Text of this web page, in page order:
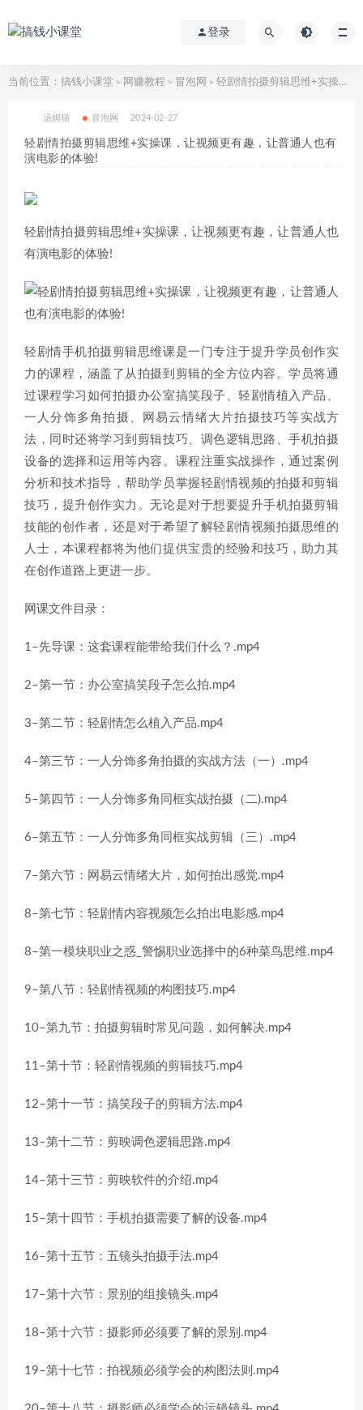
登录
当前位置： 搞钱小课堂 > 网赚教程 > 冒泡网 > 轻剧情拍摄剪辑思维+实操课，让视频更有趣，让普通人也有演电影的体验!
汤姆猫 冒泡网 2024-02-27
轻剧情拍摄剪辑思维+实操课，让视频更有趣，让普通人也有
演电影的体验!
轻剧情拍摄剪辑思维+实操课，让视频更有趣，让普通人也
有演电影的体验!
轻剧情手机拍摄剪辑思维课是一门专注于提升学员创作实
力的课程，涵盖了从拍摄到剪辑的全方位内容。学员将通
过课程学习如何拍摄办公室搞笑段子、轻剧情植入产品、
一人分饰多角拍摄、网易云情绪大片拍摄技巧等实战方
法，同时还将学习到剪辑技巧、调色逻辑思路、手机拍摄
设备的选择和运用等内容。课程注重实战操作，通过案例
分析和技术指导，帮助学员掌握轻剧情视频的拍摄和剪辑
技巧，提升创作实力。无论是对于想要提升手机拍摄剪辑
技能的创作者，还是对于希望了解轻剧情视频拍摄思维的
人士，本课程都将为他们提供宝贵的经验和技巧，助力其
在创作道路上更进一步。
网课文件目录：
1–先导课：这套课程能带给我们什么？.mp4
2–第一节：办公室搞笑段子怎么拍.mp4
3–第二节：轻剧情怎么植入产品.mp4
4–第三节：一人分饰多角拍摄的实战方法（一）.mp4
5–第四节：一人分饰多角同框实战拍摄（二).mp4
6–第五节：一人分饰多角同框实战剪辑（三）.mp4
7–第六节：网易云情绪大片，如何拍出感觉.mp4
8–第七节：轻剧情内容视频怎么拍出电影感.mp4
8–第一模块职业之惑_警惕职业选择中的6种菜鸟思维.mp4
9–第八节：轻剧情视频的构图技巧.mp4
10–第九节：拍摄剪辑时常见问题，如何解决.mp4
11–第十节：轻剧情视频的剪辑技巧.mp4
12–第十一节：搞笑段子的剪辑方法.mp4
13–第十二节：剪映调色逻辑思路.mp4
14–第十三节：剪映软件的介绍.mp4
15–第十四节：手机拍摄需要了解的设备.mp4
16–第十五节：五镜头拍摄手法.mp4
17–第十六节：景别的组接镜头.mp4
18–第十六节：摄影师必须要了解的景别.mp4
19–第十七节：拍视频必须学会的构图法则.mp4